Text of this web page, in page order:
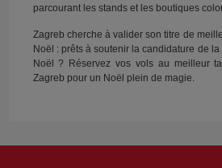
parcourant les stands et les boutiques
Zagreb cherche à valider son titre de
Noël : prêts à soutenir la candidature de
Noël ? Réservez vos vols au meilleur
Zagreb pour un Noël plein de magie.